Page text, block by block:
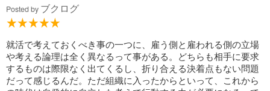
方法といえるでしょう。その一方で就活のように、その人の人間性や可
能性が問われる面接では、覚えてきた模範解答を話すだけでは、どうし
生」は、マニュアル本や就活サイトからの情報入手は最低限にして、実
際に行動しながら「自分らしい答えを作る」ことにエネルギーを注いで
います。
就活で大切なのは、自分の内面を広げながら、社会を肌で感じることで
Posted by ブクログ
就活で考えておくべき事の一つに、雇う側と雇われる側の立場
や考える論理は全く異なるって事がある。どちらも相手に要求
するものは際限なく出てくるし、折り合える決着点もない問題
だって感じるんだ。ただ組織に入ったからといって、これから